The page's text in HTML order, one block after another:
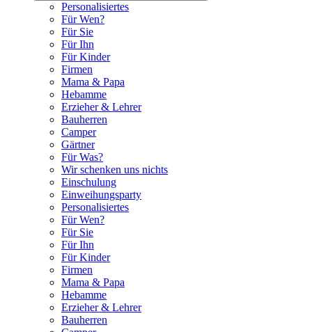
Personalisiertes
Für Wen?
Für Sie
Für Ihn
Für Kinder
Firmen
Mama & Papa
Hebamme
Erzieher & Lehrer
Bauherren
Camper
Gärtner
Für Was?
Wir schenken uns nichts
Einschulung
Einweihungsparty
Personalisiertes
Für Wen?
Für Sie
Für Ihn
Für Kinder
Firmen
Mama & Papa
Hebamme
Erzieher & Lehrer
Bauherren